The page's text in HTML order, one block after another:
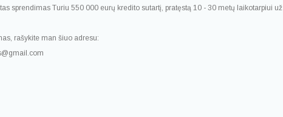
sprendimas Turiu 550 000 eurų kredito sutartį, pratęstą 10 - 30 metų laikotarpiui už
rašykite man šiuo adresu: